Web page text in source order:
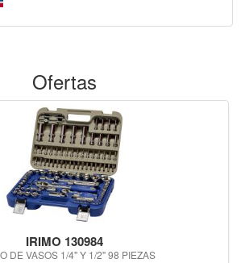
Ofertas
IRIMO 130984
DE VASOS 1/4" Y 1/2" 98 PIEZAS